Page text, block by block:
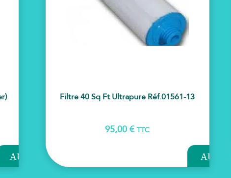
AU
Filtre 40 Sq Ft Ultrapure Réf.01561-13
95,00€ TTC
AU